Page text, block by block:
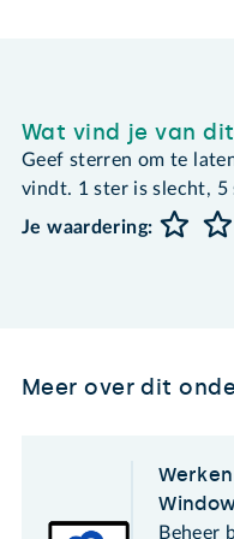
Wat vind je van
Geef sterren om te
vindt. 1 ster is slecht, 5
Je waardering:
Meer over dit
Beheer